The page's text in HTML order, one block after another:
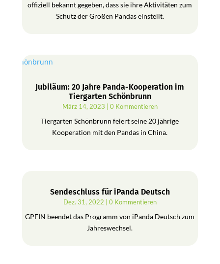
offiziell bekannt gegeben, dass sie ihre Aktivitäten zum
Schutz der Großen Pandas einstellt.
Jubiläum: 20 Jahre Panda-Kooperation im
Tiergarten Schönbrunn
März 14, 2023 | 0 Kommentieren
Tiergarten Schönbrunn feiert seine 20 jährige
Kooperation mit den Pandas in China.
Sendeschluss für iPanda Deutsch
Dez. 31, 2022 | 0 Kommentieren
GPFIN beendet das Programm von iPanda Deutsch zum
Jahreswechsel.